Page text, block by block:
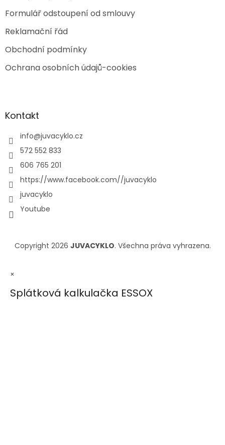
Formulář odstoupení od smlouvy
Reklamační řád
Obchodní podmínky
Ochrana osobních údajů-cookies
Kontakt
info@juvacyklo.cz
572 552 833
606 765 201
https://www.facebook.com//juvacyklo
juvacyklo
Youtube
Copyright 2026 JUVACYKLO. Všechna práva vyhrazena.
×
Splátková kalkulačka ESSOX